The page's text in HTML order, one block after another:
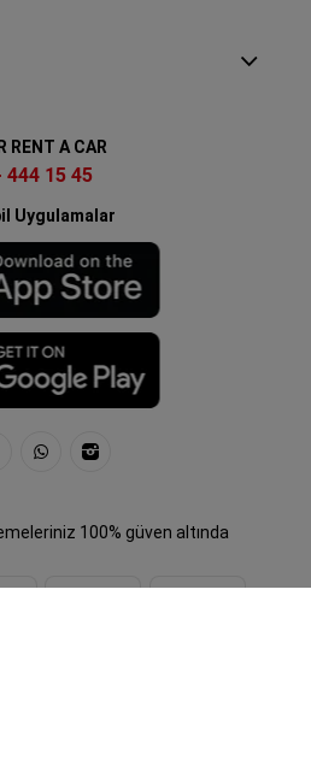
RENT A CAR
444 15 45
Uygulamalar
100% güven altında